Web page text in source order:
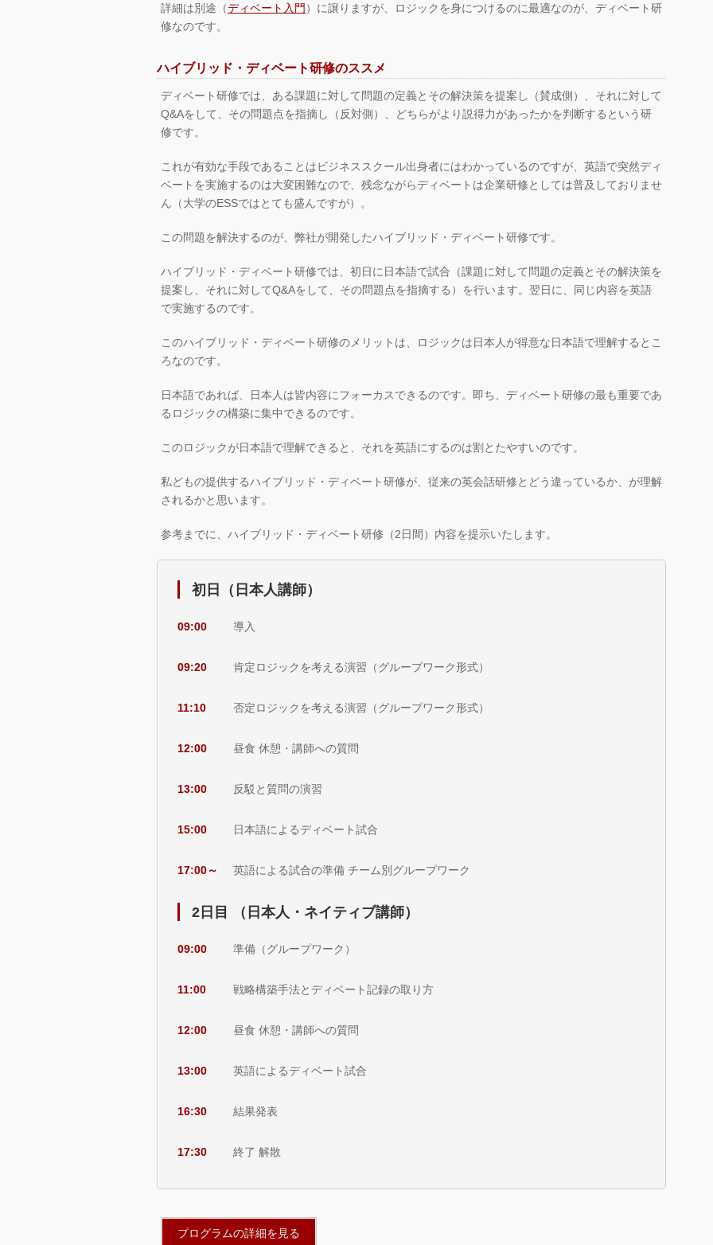
詳細は別途（ディベート入門）に譲りますが、ロジックを身につけるのに最適なのが、ディベート研
修なのです。
ハイブリッド・ディベート研修のススメ
ディベート研修では、ある課題に対して問題の定義とその解決策を提案し（賛成側）、それに対して
Q&Aをして、その問題点を指摘し（反対側）、どちらがより説得力があったかを判断するという研
修です。
これが有効な手段であることはビジネススクール出身者にはわかっているのですが、英語で突然ディ
ベートを実施するのは大変困難なので、残念ながらディベートは企業研修としては普及しておりませ
ん（大学のESSではとても盛んですが）。
この問題を解決するのが、弊社が開発したハイブリッド・ディベート研修です。
ハイブリッド・ディベート研修では、初日に日本語で試合（課題に対して問題の定義とその解決策を
提案し、それに対してQ&Aをして、その問題点を指摘する）を行います。翌日に、同じ内容を英語
で実施するのです。
このハイブリッド・ディベート研修のメリットは、ロジックは日本人が得意な日本語で理解するとこ
ろなのです。
日本語であれば、日本人は皆内容にフォーカスできるのです。即ち、ディベート研修の最も重要であ
るロジックの構築に集中できるのです。
このロジックが日本語で理解できると、それを英語にするのは割とたやすいのです。
私どもの提供するハイブリッド・ディベート研修が、従来の英会話研修とどう違っているか、が理解
されるかと思います。
参考までに、ハイブリッド・ディベート研修（2日間）内容を提示いたします。
初日（日本人講師）
09:00 導入
09:20 肯定ロジックを考える演習（グループワーク形式）
11:10 否定ロジックを考える演習（グループワーク形式）
12:00 昼食 休憩・講師への質問
13:00 反駁と質問の演習
15:00 日本語によるディベート試合
17:00～ 英語による試合の準備 チーム別グループワーク
2日目 （日本人・ネイティブ講師）
09:00 準備（グループワーク）
11:00 戦略構築手法とディベート記録の取り方
12:00 昼食 休憩・講師への質問
13:00 英語によるディベート試合
16:30 結果発表
17:30 終了 解散
プログラムの詳細を見る